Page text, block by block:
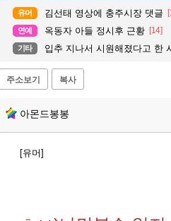
유머 김선태 영상에 충주시장 댓글
연예 옥동자 아들 정시후 근황 [14]
기타 입추 지나서 시원해졌다고 한
주소보기 복사
아몬드봉봉
[유머]